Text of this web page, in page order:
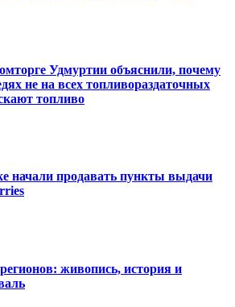
Удмуртии объяснили, почему
не на всех топливораздаточных
топливо
начали продавать пункты выдачи
живопись, история и